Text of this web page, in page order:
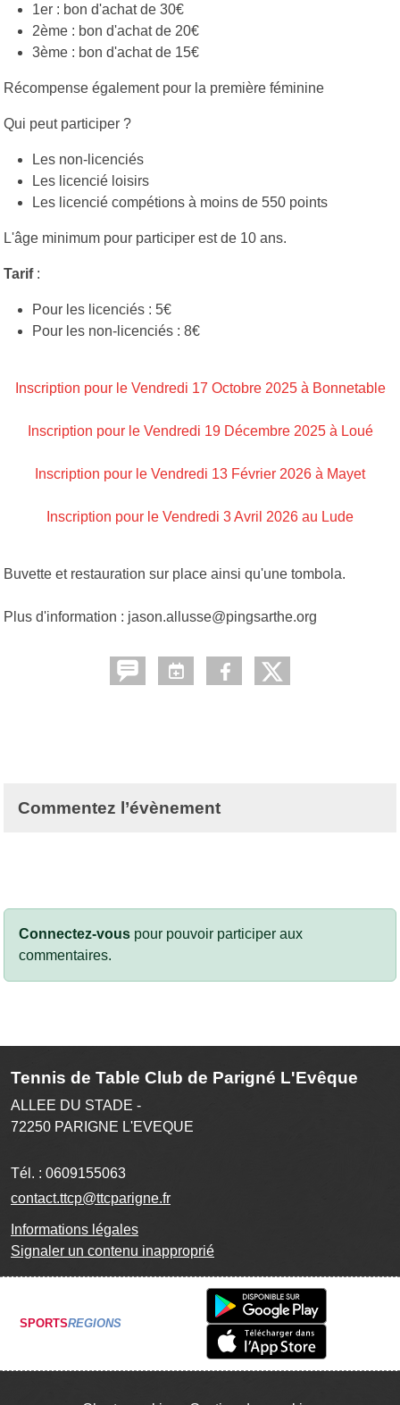
1er : bon d'achat de 30€
2ème : bon d'achat de 20€
3ème : bon d'achat de 15€
Récompense également pour la première féminine
Qui peut participer ?
Les non-licenciés
Les licencié loisirs
Les licencié compétions à moins de 550 points
L'âge minimum pour participer est de 10 ans.
Tarif :
Pour les licenciés : 5€
Pour les non-licenciés : 8€
Inscription pour le Vendredi 17 Octobre 2025 à Bonnetable
Inscription pour le Vendredi 19 Décembre 2025 à Loué
Inscription pour le Vendredi 13 Février 2026 à Mayet
Inscription pour le Vendredi 3 Avril 2026 au Lude
Buvette et restauration sur place ainsi qu'une tombola.
Plus d'information : jason.allusse@pingsarthe.org
Commentez l’évènement
Connectez-vous pour pouvoir participer aux
commentaires.
Tennis de Table Club de Parigné L'Evêque
ALLEE DU STADE -
72250 PARIGNE L'EVEQUE
Tél. : 0609155063
contact.ttcp@ttcparigne.fr
Informations légales
Signaler un contenu inapproprié
SPORTSREGIONS